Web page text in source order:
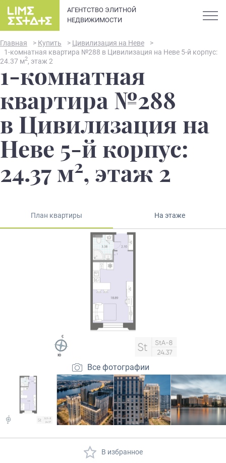
АГЕНТСТВО ЭЛИТНОЙ
НЕДВИЖИМОСТИ
О компании
Элитная недвижимость в
Санкт-Петербурге: каталог
квартир и апартаментов
премиум-класса
Закрытые продажи
Главная > Купить > Цивилизация на Неве
>
1-комнатная квартира №288 в Цивилизация на Неве 5-й корпус:
24.37 м2, этаж 2
1-комнатная
квартира №288
в Цивилизация на
Неве 5-й корпус:
24.37 м2, этаж 2
План квартиры На этаже
Все фотографии
В избранное